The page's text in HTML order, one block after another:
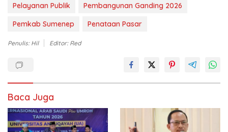
Pelayanan Publik
Pembangunan Ganding 2026
Pemkab Sumenep
Penataan Pasar
Penulis: Hil Editor: Red
Baca Juga